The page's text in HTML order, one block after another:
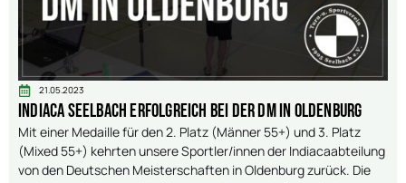
21.05.2023
Indiaca Seelbach erfolgreich bei der DM in Oldenburg
Mit einer Medaille für den 2. Platz (Männer 55+) und 3. Platz
(Mixed 55+) kehrten unsere Sportler/innen der Indiacaabteilung
von den Deutschen Meisterschaften in Oldenburg zurück. Die